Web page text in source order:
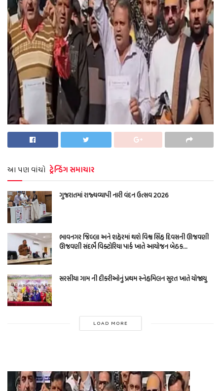
આ પણ વાંચો ટ્રેન્ડિંગ સમાચાર
ગુજરાતમાં રાજ્યવ્યાપી નારી વંદન ઉત્સવ 2026
ભાવનગર જિલ્લા અને શહેરમાં થશે વિશ્વ સિંહ દિવસની ઊજવણી
ઊજવણી સંદર્ભે વિક્ટોરિયા પાર્ક ખાતે આયોજન બેઠક…
સરસીયા ગામ ની દીકરીઓનું પ્રથમ સ્નેહમિલન સુરત ખાતે યોજાયુ
LOAD MORE